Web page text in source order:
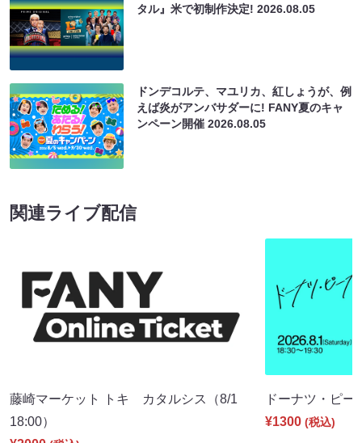
タル』米で初制作決定!2026.08.05
ドンデコルテ、マユリカ、紅しょうが、例
えば炎がアンバサダーに! FANY夏のキャ
ンペーン開催2026.08.05
関連ライブ配信
藤崎マーケット トキ カタルシス（8/1
18:00）
ドーナツ・ピ
¥1300 (税込)